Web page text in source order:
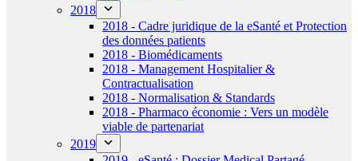
2018
2018 - Cadre juridique de la eSanté et Protection
des données patients
2018 - Biomédicaments
2018 - Management Hospitalier &
Contractualisation
2018 - Normalisation & Standards
2018 - Pharmaco économie : Vers un modèle
viable de partenariat
2019